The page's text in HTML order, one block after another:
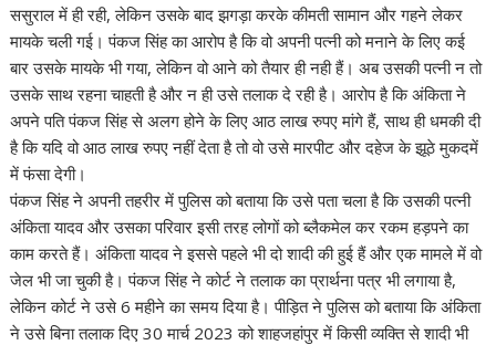
ससुराल में ही रही, लेकिन उसके बाद झगड़ा करके कीमती सामान और गहने लेकर
मायके चली गई। पंकज सिंह का आरोप है कि वो अपनी पत्नी को मनाने के लिए कई
बार उसके मायके भी गया, लेकिन वो आने को तैयार ही नही हैं। अब उसकी पत्नी न तो
उसके साथ रहना चाहती है और न ही उसे तलाक दे रही है। आरोप है कि अंकिता ने
अपने पति पंकज सिंह से अलग होने के लिए आठ लाख रुपए मांगे हैं, साथ ही धमकी दी
है कि यदि वो आठ लाख रुपए नहीं देता है तो वो उसे मारपीट और दहेज के झूठे मुकदमें
में फंसा देगी।
पंकज सिंह ने अपनी तहरीर में पुलिस को बताया कि उसे पता चला है कि उसकी पत्नी
अंकिता यादव और उसका परिवार इसी तरह लोगों को ब्लैकमेल कर रकम हड़पने का
काम करते हैं। अंकिता यादव ने इससे पहले भी दो शादी की हुई हैं और एक मामले में वो
जेल भी जा चुकी है। पंकज सिंह ने कोर्ट ने तलाक का प्रार्थना पत्र भी लगाया है,
लेकिन कोर्ट ने उसे 6 महीने का समय दिया है। पीड़ित ने पुलिस को बताया कि अंकिता
ने उसे बिना तलाक दिए 30 मार्च 2023 को शाहजहांपुर में किसी व्यक्ति से शादी भी